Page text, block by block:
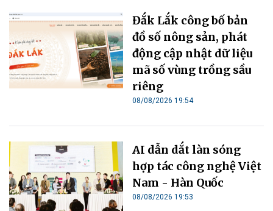
Đắk Lắk công bố bản
đồ số nông sản, phát
động cập nhật dữ liệu
mã số vùng trồng sầu
riêng
08/08/2026 19:54
AI dẫn dắt làn sóng
hợp tác công nghệ Việt
Nam - Hàn Quốc
08/08/2026 19:53